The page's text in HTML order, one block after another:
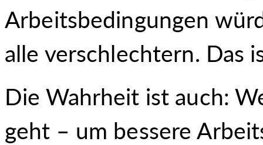
Arbeitsbedingungen
alle verschlechtern. Das
Die Wahrheit ist auch:
geht – um bessere